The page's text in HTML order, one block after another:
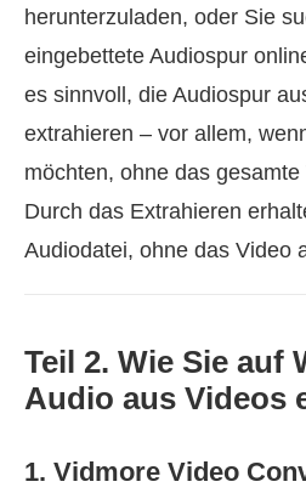
herunterzuladen, oder Sie
eingebettete Audiospur
es sinnvoll, die Audiospur
extrahieren – vor allem,
möchten, ohne das
Durch das Extrahieren
Audiodatei, ohne das Video
Teil 2. Wie Sie auf
Audio aus Videos
1. Vidmore Video